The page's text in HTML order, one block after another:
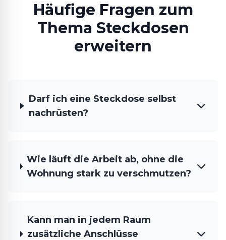
Häufige Fragen zum
Thema Steckdosen
erweitern
Darf ich eine Steckdose selbst
nachrüsten?
Wie läuft die Arbeit ab, ohne die
Wohnung stark zu verschmutzen?
Kann man in jedem Raum
zusätzliche Anschlüsse